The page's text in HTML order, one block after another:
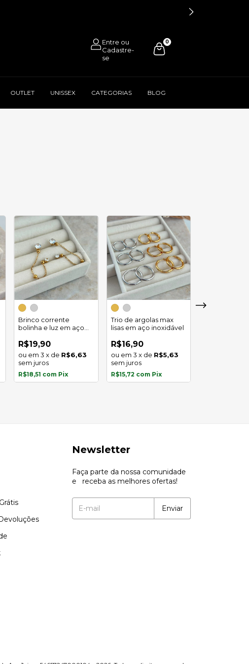
0
OUTLET UNISSEX CATEGORIAS BLOG
Brinco corrente
bolinha e luz em aço
R$19,90
3 x de R$6,63
sem juros
R$18,51 com Pix
Trio de argolas max
lisas em aço inoxidável
R$16,90
3 x de R$5,63
sem juros
R$15,72 com Pix
Trio de argola
Newsletter
Faça parte da nossa comunidade
e receba as melhores ofertas!